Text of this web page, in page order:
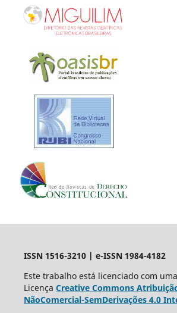
ISSN 1516-3210 | e-ISSN 1984-4182
Este trabalho está licenciado com uma
Licença Creative Commons
NãoComercial-SemDerivações 4.0